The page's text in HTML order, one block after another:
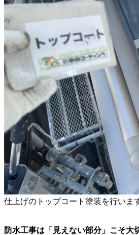
仕上げのトップコート塗装を行いま
防水工事は「見えない部分」こそ大